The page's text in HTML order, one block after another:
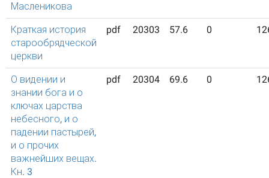
Масленикова
Краткая история
старообрядческой
церкви
pdf 20303 57.6 0
О видении и
знании бога и о
ключах царства
небесного, и о
падении пастырей,
и о прочих
важнейших вещах.
Кн. 3
pdf 20304 69.6 0